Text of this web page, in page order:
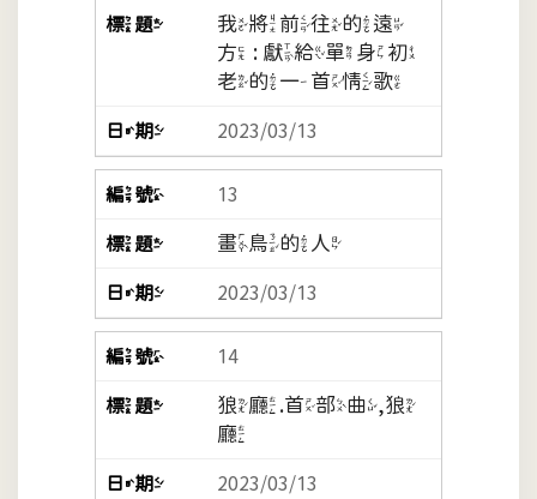
我將前往的遠
方 : 獻給單身初
老的一首情歌
2023/03/13
13
畫鳥的人
2023/03/13
14
狼廳.首部曲,狼
廳
2023/03/13